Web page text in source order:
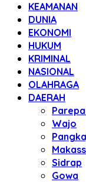
KEAMANAN
DUNIA
EKONOMI
HUKUM
KRIMINAL
NASIONAL
OLAHRAGA
DAERAH
Wajo
Sidrap
Gowa